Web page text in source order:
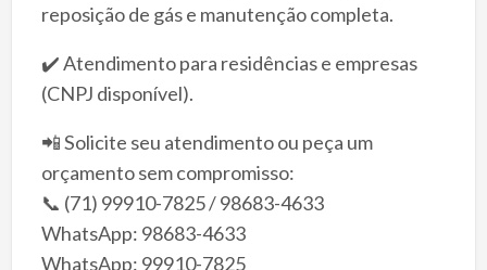
reposição de gás e manutenção completa.
✔️ Atendimento para residências e empresas
(CNPJ disponível).
📲 Solicite seu atendimento ou peça um
orçamento sem compromisso:
📞 (71) 99910-7825 / 98683-4633
WhatsApp: 98683-4633
WhatsApp: 99910-7825